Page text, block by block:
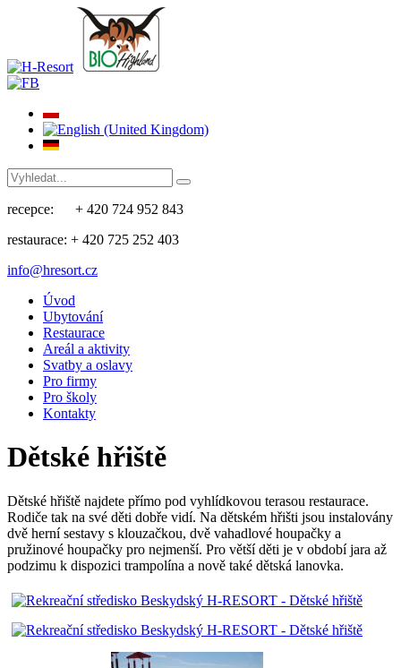
recepce: + 420 724 952 843
restaurace: + 420 725 252 403
info@hresort.cz
Úvod
Ubytování
Restaurace
Areál a aktivity
Svatby a oslavy
Pro firmy
Pro školy
Kontakty
Dětské hřiště
Dětské hřiště najdete přímo pod vyhlídkovou terasou restaurace.
Rodiče tak na své děti dobře vidí. Na dětském hřišti jsou instalovány
dvě herní sestavy s klouzačkou, dvě vahadlové houpačky a
pružinové houpačky pro nejmenší. Pro větší děti je v období jara až
podzimu k dispozici trampolína a nově také dětská lanovka.